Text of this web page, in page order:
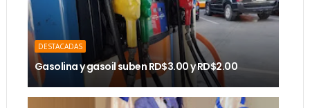
DESTACADAS
Gasolina y gasoil suben RD$3.00 y RD$2.00